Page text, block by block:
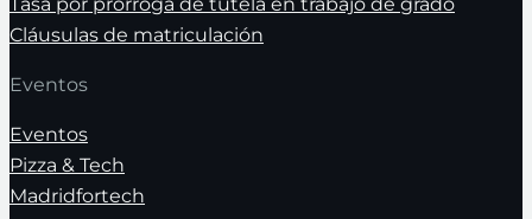
Tasa por prórroga de tutela en trabajo de grado
Cláusulas de matriculación
Eventos
Eventos
Pizza & Tech
Madridfortech